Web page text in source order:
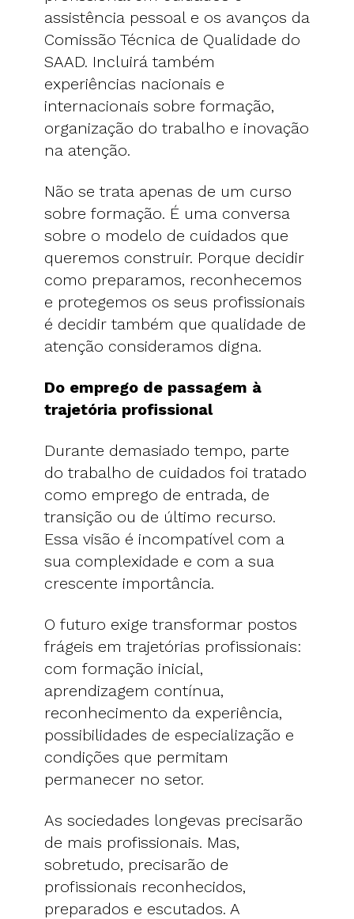
assistência pessoal e os avanços da
Comissão Técnica de Qualidade do
SAAD. Incluirá também
experiências nacionais e
internacionais sobre formação,
organização do trabalho e inovação
na atenção.
Não se trata apenas de um curso
sobre formação. É uma conversa
sobre o modelo de cuidados que
queremos construir. Porque decidir
como preparamos, reconhecemos
e protegemos os seus profissionais
é decidir também que qualidade de
atenção consideramos digna.
Do emprego de passagem à
trajetória profissional
Durante demasiado tempo, parte
do trabalho de cuidados foi tratado
como emprego de entrada, de
transição ou de último recurso.
Essa visão é incompatível com a
sua complexidade e com a sua
crescente importância.
O futuro exige transformar postos
frágeis em trajetórias profissionais:
com formação inicial,
aprendizagem contínua,
reconhecimento da experiência,
possibilidades de especialização e
condições que permitam
permanecer no setor.
As sociedades longevas precisarão
de mais profissionais. Mas,
sobretudo, precisarão de
profissionais reconhecidos,
preparados e escutados. A